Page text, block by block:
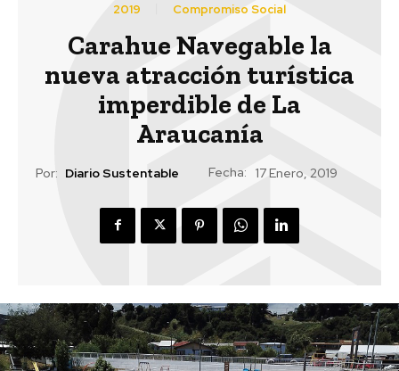
2019 Compromiso Social
Carahue Navegable la
nueva atracción turística
imperdible de La
Araucanía
Por: Diario Sustentable Fecha: 17 Enero, 2019